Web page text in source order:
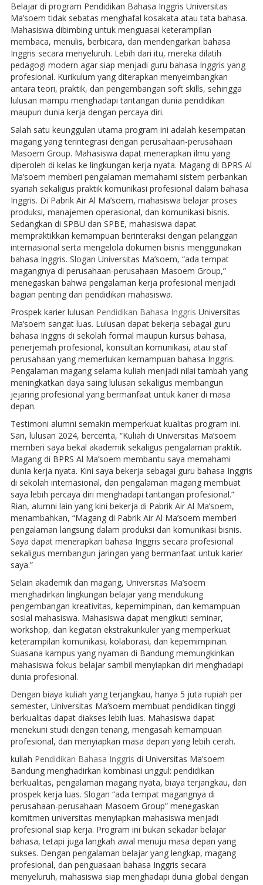
Belajar di program Pendidikan Bahasa Inggris Universitas
Ma’soem tidak sebatas menghafal kosakata atau tata bahasa.
Mahasiswa dibimbing untuk menguasai keterampilan
membaca, menulis, berbicara, dan mendengarkan bahasa
Inggris secara menyeluruh. Lebih dari itu, mereka dilatih
pedagogi modern agar siap menjadi guru bahasa Inggris yang
profesional. Kurikulum yang diterapkan menyeimbangkan
antara teori, praktik, dan pengembangan soft skills, sehingga
lulusan mampu menghadapi tantangan dunia pendidikan
maupun dunia kerja dengan percaya diri.
Salah satu keunggulan utama program ini adalah kesempatan
magang yang terintegrasi dengan perusahaan-perusahaan
Masoem Group. Mahasiswa dapat menerapkan ilmu yang
diperoleh di kelas ke lingkungan kerja nyata. Magang di BPRS Al
Ma’soem memberi pengalaman memahami sistem perbankan
syariah sekaligus praktik komunikasi profesional dalam bahasa
Inggris. Di Pabrik Air Al Ma’soem, mahasiswa belajar proses
produksi, manajemen operasional, dan komunikasi bisnis.
Sedangkan di SPBU dan SPBE, mahasiswa dapat
mempraktikkan kemampuan berinteraksi dengan pelanggan
internasional serta mengelola dokumen bisnis menggunakan
bahasa Inggris. Slogan Universitas Ma’soem, “ada tempat
magangnya di perusahaan-perusahaan Masoem Group,”
menegaskan bahwa pengalaman kerja profesional menjadi
bagian penting dari pendidikan mahasiswa.
Prospek karier lulusan Pendidikan Bahasa Inggris Universitas
Ma’soem sangat luas. Lulusan dapat bekerja sebagai guru
bahasa Inggris di sekolah formal maupun kursus bahasa,
penerjemah profesional, konsultan komunikasi, atau staf
perusahaan yang memerlukan kemampuan bahasa Inggris.
Pengalaman magang selama kuliah menjadi nilai tambah yang
meningkatkan daya saing lulusan sekaligus membangun
jejaring profesional yang bermanfaat untuk karier di masa
depan.
Testimoni alumni semakin memperkuat kualitas program ini.
Sari, lulusan 2024, bercerita, “Kuliah di Universitas Ma’soem
memberi saya bekal akademik sekaligus pengalaman praktik.
Magang di BPRS Al Ma’soem membantu saya memahami
dunia kerja nyata. Kini saya bekerja sebagai guru bahasa Inggris
di sekolah internasional, dan pengalaman magang membuat
saya lebih percaya diri menghadapi tantangan profesional.”
Rian, alumni lain yang kini bekerja di Pabrik Air Al Ma’soem,
menambahkan, “Magang di Pabrik Air Al Ma’soem memberi
pengalaman langsung dalam produksi dan komunikasi bisnis.
Saya dapat menerapkan bahasa Inggris secara profesional
sekaligus membangun jaringan yang bermanfaat untuk karier
saya.”
Selain akademik dan magang, Universitas Ma’soem
menghadirkan lingkungan belajar yang mendukung
pengembangan kreativitas, kepemimpinan, dan kemampuan
sosial mahasiswa. Mahasiswa dapat mengikuti seminar,
workshop, dan kegiatan ekstrakurikuler yang memperkuat
keterampilan komunikasi, kolaborasi, dan kepemimpinan.
Suasana kampus yang nyaman di Bandung memungkinkan
mahasiswa fokus belajar sambil menyiapkan diri menghadapi
dunia profesional.
Dengan biaya kuliah yang terjangkau, hanya 5 juta rupiah per
semester, Universitas Ma’soem membuat pendidikan tinggi
berkualitas dapat diakses lebih luas. Mahasiswa dapat
menekuni studi dengan tenang, mengasah kemampuan
profesional, dan menyiapkan masa depan yang lebih cerah.
kuliah Pendidikan Bahasa Inggris di Universitas Ma’soem
Bandung menghadirkan kombinasi unggul: pendidikan
berkualitas, pengalaman magang nyata, biaya terjangkau, dan
prospek kerja luas. Slogan “ada tempat magangnya di
perusahaan-perusahaan Masoem Group” menegaskan
komitmen universitas menyiapkan mahasiswa menjadi
profesional siap kerja. Program ini bukan sekadar belajar
bahasa, tetapi juga langkah awal menuju masa depan yang
sukses. Dengan pengalaman belajar yang lengkap, magang
profesional, dan penguasaan bahasa Inggris secara
menyeluruh, mahasiswa siap menghadapi dunia global dengan